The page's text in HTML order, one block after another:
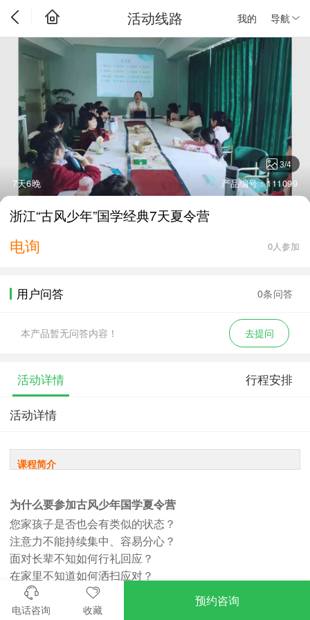
我的 导航
活动线路
3/4
7天6晚 产品编号：111099
浙江“古风少年”国学经典7天夏令营
电询 0人参加
用户问答 0条问答
本产品暂无问答内容！ 去提问
活动详情 行程安排
活动详情
课程简介
为什么要参加古风少年国学夏令营
您家孩子是否也会有类似的状态？
注意力不能持续集中、容易分心？
面对长辈不知如何行礼回应？
在家里不知道如何洒扫应对？
对人对事，缺乏感恩或敬畏之心？
面对校园欺凌，不知如何应对？不能保护自己？
电话咨询 收藏
预约咨询